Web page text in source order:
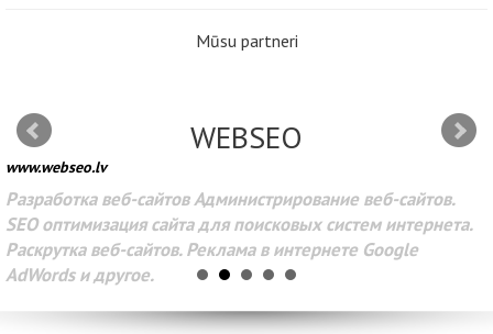
Mūsu partneri
WEBSEO
www.webseo.lv
Разработка веб-сайтов Администрирование веб-сайтов.
SEO оптимизация сайта для поисковых систем интернета.
Раскрутка веб-сайтов. Реклама в интернете Google
AdWords и другое.